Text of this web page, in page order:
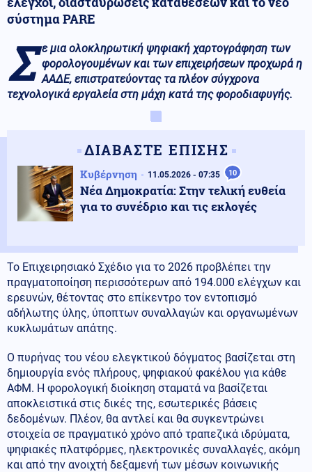
σύστημα PARE
Σ ε μια ολοκληρωτική ψηφιακή χαρτογράφηση των
φορολογουμένων και των επιχειρήσεων προχωρά η
ΑΑΔΕ, επιστρατεύοντας τα πλέον σύγχρονα
τεχνολογικά εργαλεία στη μάχη κατά της φοροδιαφυγής.
ΔΙΑΒΑΣΤΕ ΕΠΙΣΗΣ
Κυβέρνηση 11.05.2026 - 07:35 10
Νέα Δημοκρατία: Στην τελική ευθεία
για το συνέδριο και τις εκλογές
Το Επιχειρησιακό Σχέδιο για το 2026 προβλέπει την
πραγματοποίηση περισσότερων από 194.000 ελέγχων και
ερευνών, θέτοντας στο επίκεντρο τον εντοπισμό
αδήλωτης ύλης, ύποπτων συναλλαγών και οργανωμένων
κυκλωμάτων απάτης.
Ο πυρήνας του νέου ελεγκτικού δόγματος βασίζεται στη
δημιουργία ενός πλήρους, ψηφιακού φακέλου για κάθε
ΑΦΜ. Η φορολογική διοίκηση σταματά να βασίζεται
αποκλειστικά στις δικές της, εσωτερικές βάσεις
δεδομένων. Πλέον, θα αντλεί και θα συγκεντρώνει
στοιχεία σε πραγματικό χρόνο από τραπεζικά ιδρύματα,
ψηφιακές πλατφόρμες, ηλεκτρονικές συναλλαγές, ακόμη
και από την ανοιχτή δεξαμενή των μέσων κοινωνικής